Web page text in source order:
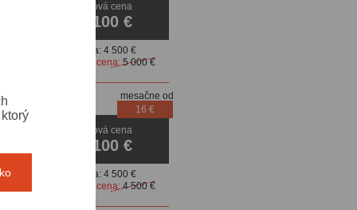
Akciová cena
4 100 €
Cena:4 500 €
Pôvodná cena:5 000 €
Akciová cena
4 100 €
mesačne od
16 €
Cena:4 500 €
Pôvodná cena:4 500 €